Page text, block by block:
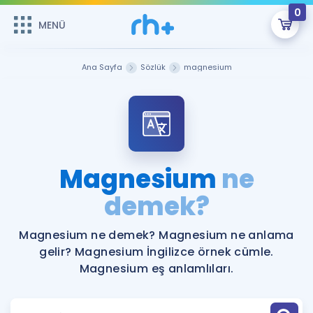
MENÜ
0
Şifremi Hatırlamıyorum
Sepetin Şu An Boş.
Remzi Hoca ile seni sınava hazırlayacak onlarca eğitim seni
bekliyor!
MENÜ
Katılımcı Görüşleri
Faydalı Araçlar
Ücretsiz Kaynaklar
İngilizce Gramer
Ana Sayfa Sözlük magnesium
Magnesium ne
demek?
Magnesium ne demek? Magnesium ne anlama
gelir? Magnesium İngilizce örnek cümle.
Magnesium eş anlamlıları.